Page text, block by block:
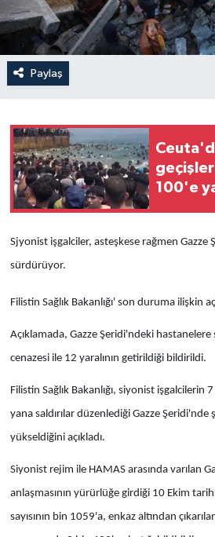
Paylaş
100'e
Sjyonist işgalciler, asteşkese rağmen Gazze
sürdürüyor.
Filistin Sağlık Bakanlığı' son duruma ilişkin
Açıklamada, Gazze Şeridi'ndeki
cenazesi ile 12 yaralının getirildiği bildirildi.
Filistin Sağlık Bakanlığı, siyonist
yana saldırılar düzenlediği Gazze Şeridi'nde
yükseldiğini açıkladı.
Siyonist rejim ile HAMAS arasında varılan
anlaşmasının yürürlüğe girdiği 10 Ekim
sayısının bin 1059'a, enkaz altından
Eği̇ti̇m